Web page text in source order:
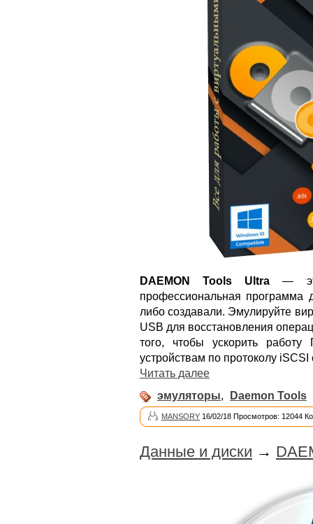
DAEMON Tools Ultra —
профессиональная программа
либо создавали. Эмулируйте
USB для восстановления
того, чтобы ускорить
устройствам по протоколу
Читать далее
эмуляторы, Daemon Tools
MANSORY 16/02/18 Просмотров: 12044
Данные и диски →